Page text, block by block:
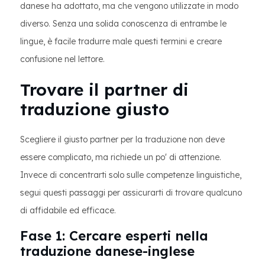
danese ha adottato, ma che vengono utilizzate in modo
diverso. Senza una solida conoscenza di entrambe le
lingue, è facile tradurre male questi termini e creare
confusione nel lettore.
Trovare il partner di
traduzione giusto
Scegliere il giusto partner per la traduzione non deve
essere complicato, ma richiede un po' di attenzione.
Invece di concentrarti solo sulle competenze linguistiche,
segui questi passaggi per assicurarti di trovare qualcuno
di affidabile ed efficace.
Fase 1: Cercare esperti nella
traduzione danese-inglese